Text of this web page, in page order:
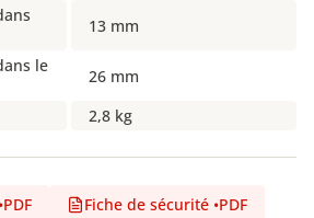
13 mm
le
26 mm
2,8 kg
•PDF Fiche de sécurité •PDF